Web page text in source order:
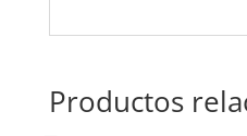
Productos